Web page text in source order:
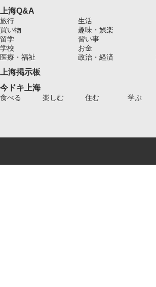
上海Q&A
旅行 生活
買い物
趣味・娯楽
留学
習い事
学校
お金
医療・福祉
政治・経済
上海掲示板
今ドキ上海
食べる 楽しむ 住む 学ぶ